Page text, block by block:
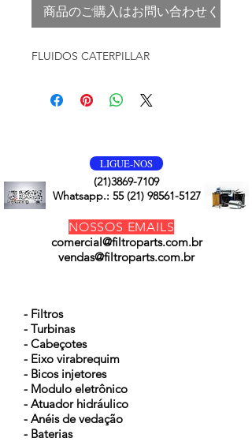
商品のご購入はお問い合わせください
FLUIDOS CATERPILLAR
LIGUE-NOS
(21)3869-7109
Whatsapp.: 55 (21) 98561-5127
NOSSOS EMAILS
comercial@filtroparts.com.br
vendas@filtroparts.com.br
- Filtros
- Turbinas
- Cabeçotes
- Eixo virabrequim
- Bicos injetores
- Modulo eletrônico
- Atuador hidráulico
- Anéis de vedação
- Baterias